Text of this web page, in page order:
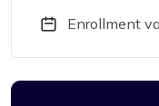
Enrollment